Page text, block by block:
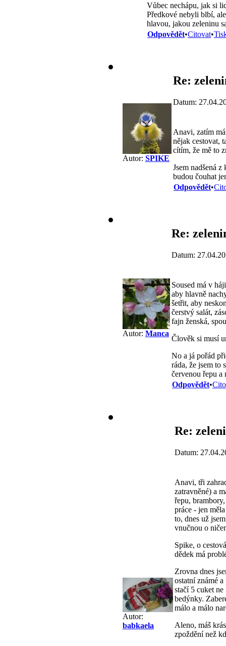
Vůbec nechápu, jak si
Předkové nebyli blbí,
hlavou, jakou zeleninu
Odpovědět•Citovat•
Autor: SPIKE
Re:
Datum:
Anavi, zatím
nějak cestovat,
cítím, že mě to
Jsem nadšená
budou čouhat
Odpovědět•
Autor: Manca
Re:
Datum:
Soused má v
aby hlavně
šetřit, aby
čerstvý salát,
fajn ženská,
Člověk si musí
No a já pořád
ráda, že jsem to
červenou řepu a
Odpovědět•
Autor:
babkaela
Re:
Datum:
Anavi, tři
zatravněné) a
řepu,
práce - jen
to, dnes už
vnučnou o
Spike, o
dědek má
Zrovna dnes
ostatní známé
stačí 5 cuket
bedýnky.
málo a málo
Aleno, máš
zpoždění než